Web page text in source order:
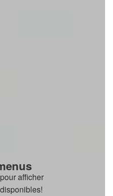
afficher